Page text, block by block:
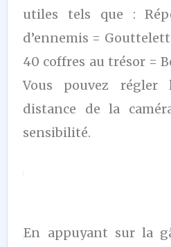
utiles tels que :
d’ennemis =
40 coffres au trésor =
Vous pouvez
distance de la
sensibilité.
En appuyant sur la